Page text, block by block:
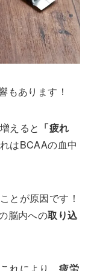
もあります！
えると 「疲れ
はBCAAの血中
とが原因です！
脳内への取り込
れにより、疲労